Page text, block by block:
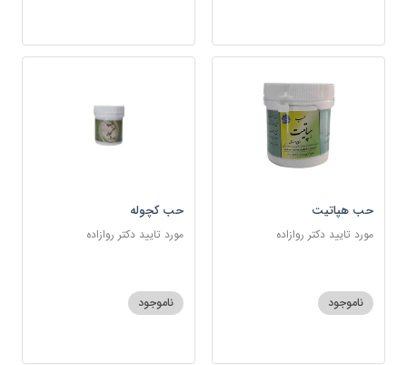
حب هپاتیت
مورد تایید دکتر روازاده
ناموجود
حب کچوله
مورد تایید دکتر روازاده
ناموجود